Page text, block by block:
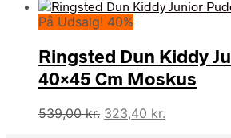
På Udsalg! 40%
Ringsted Dun Kiddy
40×45 Cm Moskus
539,00kr. Den
323,40 kr.